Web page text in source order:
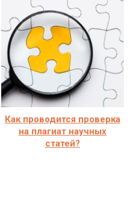
Как проводится проверка
на плагиат научных
статей?